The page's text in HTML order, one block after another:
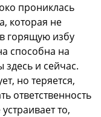
прониклась
которая не
горящую избу
способна на
и сейчас.
но теряется,
ответственность
то,